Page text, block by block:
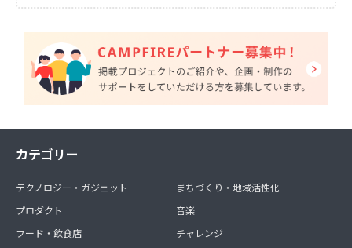
カテゴリー
テクノロジー・ガジェット
プロダクト
フード・飲食店
まちづくり・地域活性化
音楽
チャレンジ